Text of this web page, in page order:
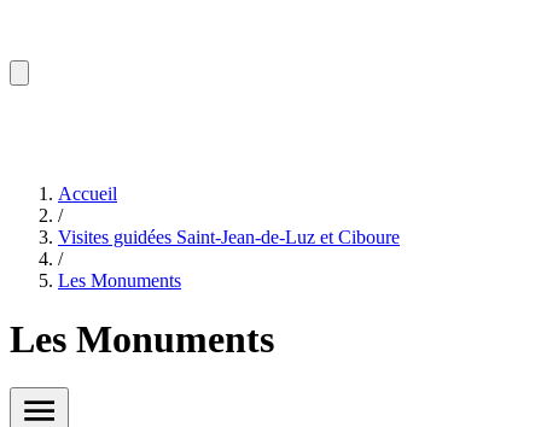
Accueil
/
Visites guidées Saint-Jean-de-Luz et Ciboure
/
Les Monuments
Les Monuments